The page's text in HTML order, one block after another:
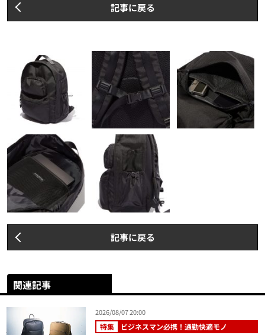
記事に戻る
記事に戻る
関連記事
2026/08/07 20:00
特集 ビジネスマン必携！通勤快適モノ